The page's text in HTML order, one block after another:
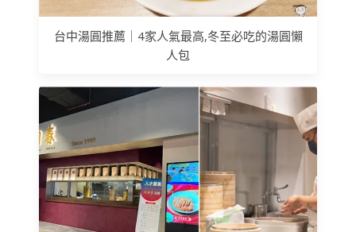
台中湯圓推薦｜4家人氣最高,冬至必吃的湯圓懶
人包